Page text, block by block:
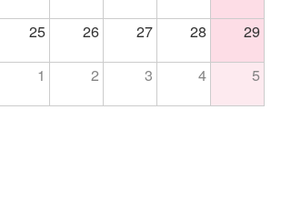
25 26 27 28
29
1 2 3 4 5